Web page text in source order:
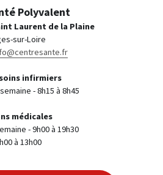
Polyvalent
Laurent de la Plaine
sur-Loire
infirmiers
- 8h15 à 8h45
médicales
- 9h00 à 19h30
à 13h00